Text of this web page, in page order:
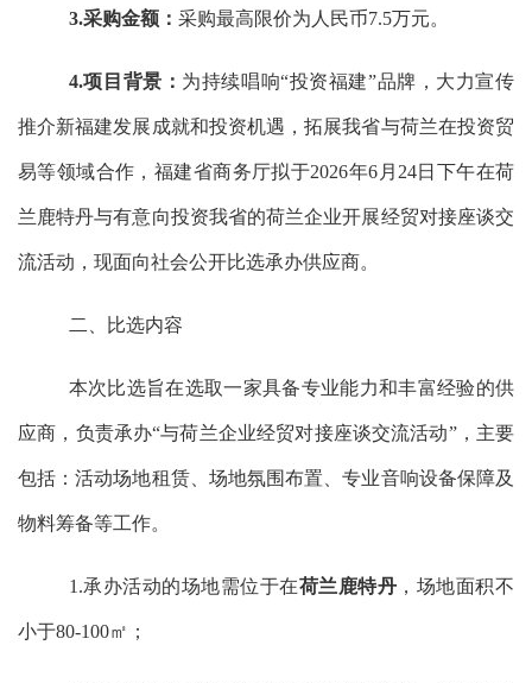
3.采购金额： ‌采购最高限价为人民币7.5万元。
4.项目背景 ： 为持续唱响“投资福建”品牌， 大力宣传
推介新福建发展成就和投资机遇，拓展我省与荷兰在投资贸
易等领域合作，福建省商务厅拟于2026年6 月 24日下午在荷
兰鹿特丹与有意向投资我省的荷兰企业开展经贸对接座谈交
流活动 ， ‌现面向社会公开比选承办供应商。
二、 ‌比选内容
本次比选旨在选取一家具备专业能力和丰富经验的供
应商， ‌负责承办“与荷兰企业经贸对接座谈交流活动”，主要
包括：活动场地租赁、场地氛围布置、专业音响设备保障及
物料筹备等工作。
1.承办活动的场地需位于在荷兰鹿特丹 ，场地面积不
小于80-100㎡ ；